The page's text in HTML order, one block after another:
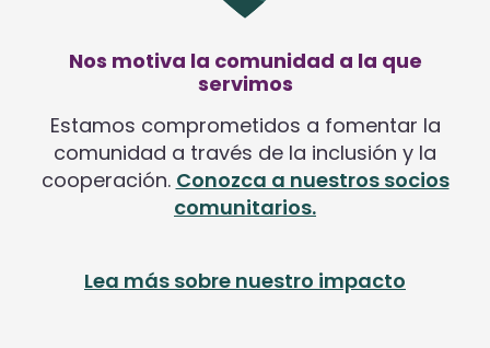
Nos motiva la comunidad a la que
servimos
Estamos comprometidos a fomentar la
comunidad a través de la inclusión y la
cooperación. Conozca a nuestros socios
comunitarios.
Lea más sobre nuestro impacto